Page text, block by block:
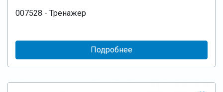
007528 - Тренажер
Подробнее